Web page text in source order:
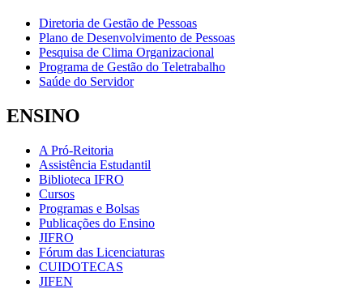
Diretoria de Gestão de Pessoas
Plano de Desenvolvimento de Pessoas
Pesquisa de Clima Organizacional
Programa de Gestão do Teletrabalho
Saúde do Servidor
ENSINO
A Pró-Reitoria
Assistência Estudantil
Biblioteca IFRO
Cursos
Programas e Bolsas
Publicações do Ensino
JIFRO
Fórum das Licenciaturas
CUIDOTECAS
JIFEN